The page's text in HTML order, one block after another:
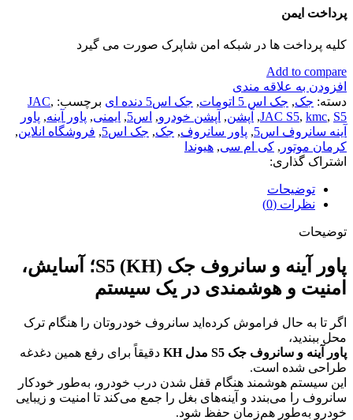
پرداخت ایمن
کلیه پرداخت ها در شبکه امن شاپرک صورت می گیرد
Add to compare
افزودن به علاقه مندی
دسته: جک, جک اس 5 اتومات , جک اس5 دنده ای برچسب: JAC,
JAC S5, kmc, S5
, آپشن, آپشن خودرو, اس5 , ایمنی, پاور آینه, پاور
آینه سانروف اس5 , پاور سانروف, جک, جک اس5 , فروشگاه انلاین,
کرمان موتور , کی ام سی, هیوندا
اشتراک گذاری:
توضیحات
نظرات (0)
توضیحات
پاور آینه و سانروف جک S5 (KH)؛ آسایش،
امنیت و هوشمندی در یک سیستم
اگر تا به حال فراموش کرده‌اید سانروف خودروتان را هنگام ترک
محل ببندید،
پاور آینه و سانروف جک S5 مدل KH
دقیقاً برای رفع همین دغدغه
طراحی شده است.
این سیستم هوشمند هنگام قفل شدن درب خودرو، به‌طور خودکار
سانروف را می‌بندد و آینه‌های بغل را جمع می‌کند تا امنیت و زیبایی
خودرو به‌طور هم‌زمان حفظ شود.